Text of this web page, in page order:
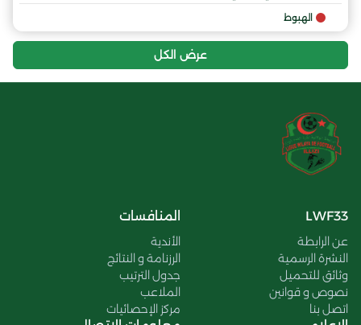
الهبوط
عرض الكل
LWF33
عن الرابطة
النشرة الرسمية
وثائق للتحميل
نصوص و قوانين
اتصل بنا
المنافسات
الأندية
الرزنامة و النتائج
جدول الترتيب
الملاعب
مركز الإحصائيات